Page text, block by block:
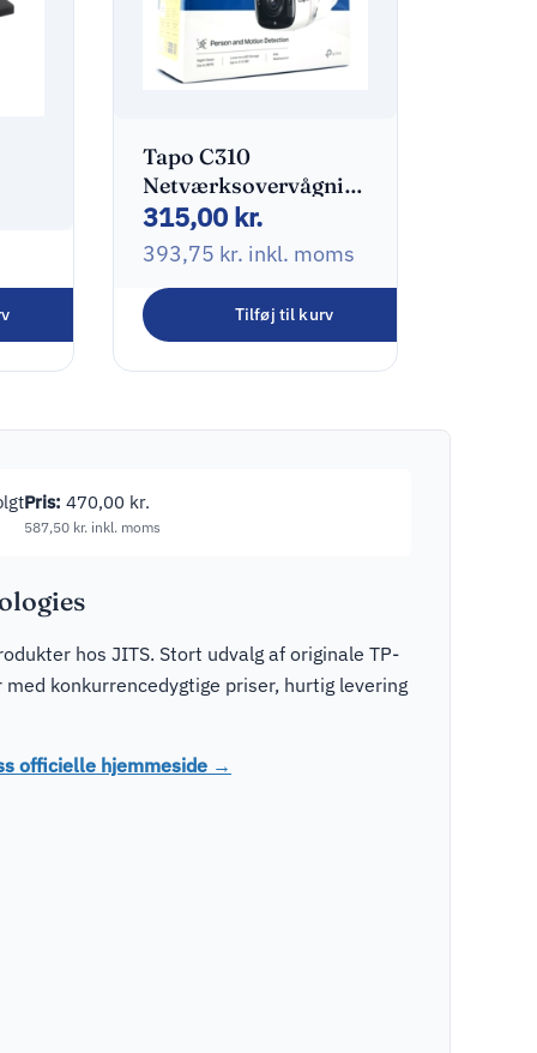
Tapo C310
Netværksovervågningskamera
Udendørs 2304 x
1296
315,00 kr.
393,75 kr. inkl. moms
Tilføj til kurv
Pris: 470,00 kr.
587,50 kr. inkl. moms
hos JITS. Stort udvalg af originale TP-
konkurrencedygtige priser, hurtig levering
officielle hjemmeside →